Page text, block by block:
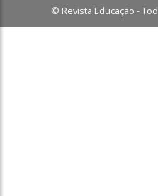
© Revista Educação -